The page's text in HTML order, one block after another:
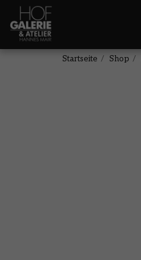
Startseite Shop